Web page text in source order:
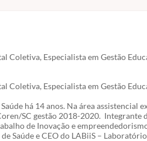
Coletiva, Especialista em Gestão
Coletiva, Especialista em Gestão
há 14 anos. Na área assistencial
SC gestão 2018-2020. Integrante
de Inovação e
Saúde e CEO do LABiiS –